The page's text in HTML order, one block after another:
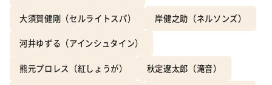
大須賀健剛（セルライトスパ） 岸健之助（ネルソンズ）
河井ゆずる（アインシュタイン）
熊元プロレス（紅しょうが） 秋定遼太郎（滝音）